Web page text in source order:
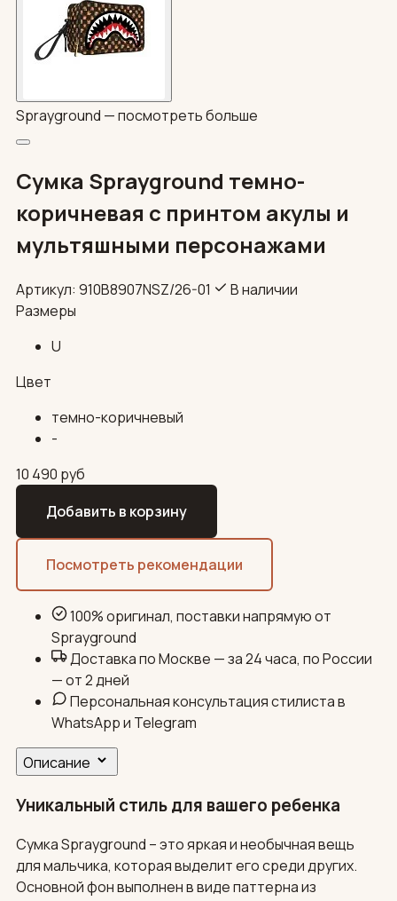
Sprayground —посмотреть больше
Сумка Sprayground темно-
коричневая с принтом акулы и
мультяшными персонажами
Артикул: 910B8907NSZ/26-01
В наличии
Размеры
U
Цвет
темно-коричневый
-
10 490 руб
Добавить в корзину
Посмотреть рекомендации
100% оригинал, поставки напрямую от
Sprayground
Доставка по Москве — за 24 часа, по России
— от 2 дней
Персональная консультация стилиста в
WhatsApp и Telegram
Описание
Уникальный стиль для вашего ребенка
Сумка Sprayground – это яркая и необычная вещь
для мальчика, которая выделит его среди других.
Основной фон выполнен в виде паттерна из